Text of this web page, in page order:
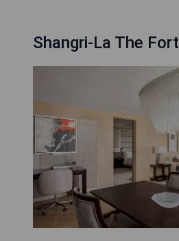
Shangri-La The Fort